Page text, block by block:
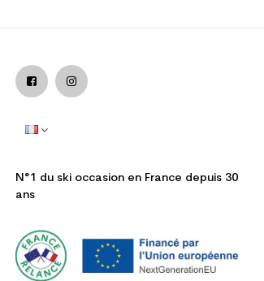
N°1 du ski occasion en France depuis 30
ans